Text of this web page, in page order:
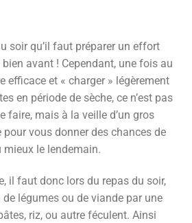
soir qu’il faut préparer un effort
avant ! Cependant, une fois au
efficace et « charger » légèrement
en période de sèche, ce n’est pas
faire, mais à la veille d’un gros
vous donner des chances de
mieux le lendemain.
il faut donc lors du repas du soir,
légumes ou de viande par une
riz, ou autre féculent. Ainsi